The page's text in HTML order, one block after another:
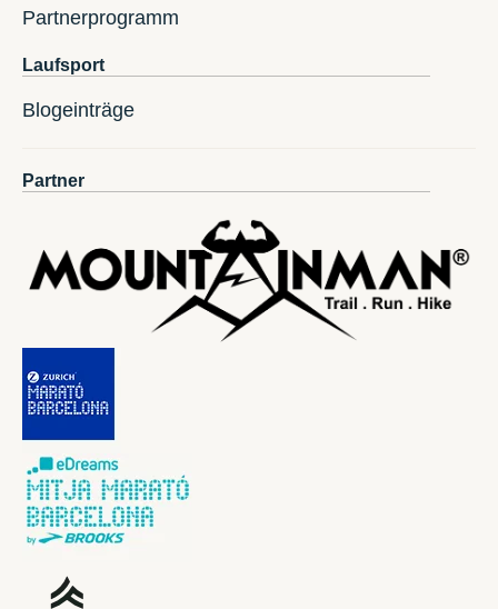
Partnerprogramm
Laufsport
Blogeinträge
Partner